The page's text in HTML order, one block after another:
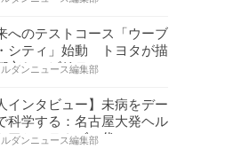
へのテストコース「ウーブ
シティ」始動 トヨタが描
市とモビリティの…
ダンニュース編集部
インタビュー】未病をデー
科学する：名古屋大発ヘル
アシステムズの代…
ダンニュース編集部